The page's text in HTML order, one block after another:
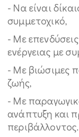
- Να είναι
συμμετοχικό,
- Με
ενέργειας με
- Με βιώσιμες
ζωής,
- Με
ανάπτυξη και
περιβάλλοντος.